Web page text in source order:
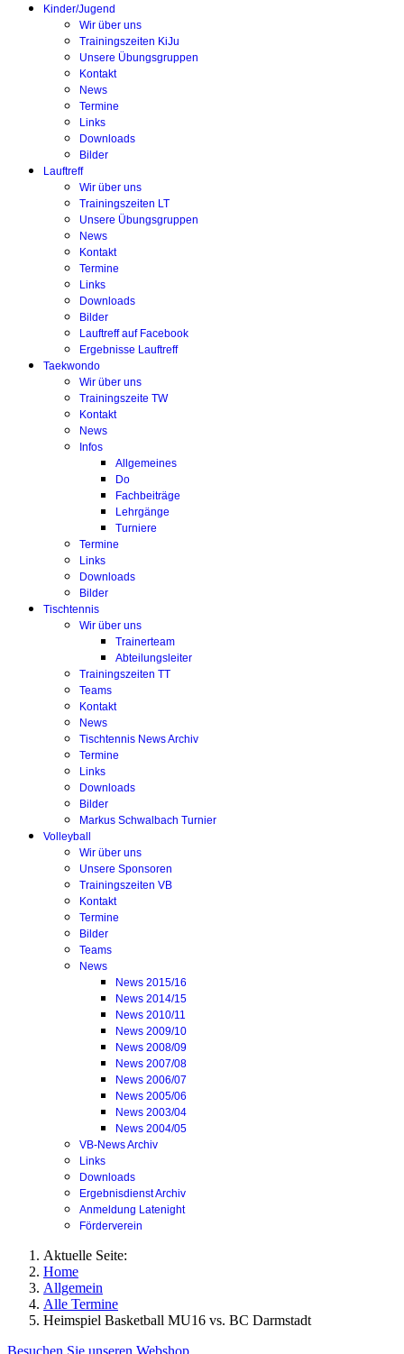
Kinder/Jugend
Wir über uns
Trainingszeiten KiJu
Unsere Übungsgruppen
Kontakt
News
Termine
Links
Downloads
Bilder
Lauftreff
Wir über uns
Trainingszeiten LT
Unsere Übungsgruppen
News
Kontakt
Termine
Links
Downloads
Bilder
Lauftreff auf Facebook
Ergebnisse Lauftreff
Taekwondo
Wir über uns
Trainingszeite TW
Kontakt
News
Infos
Allgemeines
Do
Fachbeiträge
Lehrgänge
Turniere
Termine
Links
Downloads
Bilder
Tischtennis
Wir über uns
Trainerteam
Abteilungsleiter
Trainingszeiten TT
Teams
Kontakt
News
Tischtennis News Archiv
Termine
Links
Downloads
Bilder
Markus Schwalbach Turnier
Volleyball
Wir über uns
Unsere Sponsoren
Trainingszeiten VB
Kontakt
Termine
Bilder
Teams
News
News 2015/16
News 2014/15
News 2010/11
News 2009/10
News 2008/09
News 2007/08
News 2006/07
News 2005/06
News 2003/04
News 2004/05
VB-News Archiv
Links
Downloads
Ergebnisdienst Archiv
Anmeldung Latenight
Förderverein
Aktuelle Seite:
Home
Allgemein
Alle Termine
Heimspiel Basketball MU16 vs. BC Darmstadt
Besuchen Sie unseren Webshop